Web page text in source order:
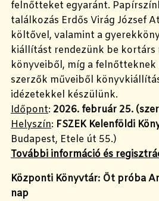
felnőtteket egyaránt.
találkozás Erdős Virág József
költővel, valamint a
kiállítást rendezünk be kortárs
könyveiből, míg a
szerzők műveiből
idézetekkel készülünk.
Időpont: 2026. február 25.
Helyszín: FSZEK Kelenföldi
Budapest, Etele út 55.)
További információ és
Központi Könyvtár: Öt próba
nap